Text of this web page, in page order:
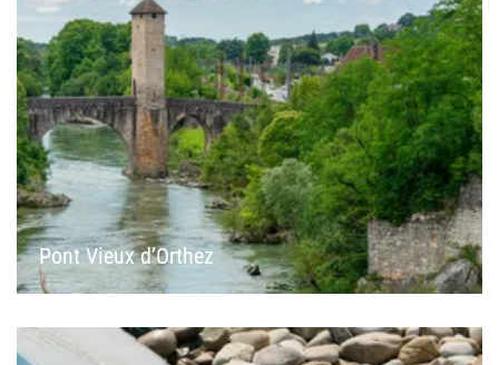
Pont Vieux d’Orthez